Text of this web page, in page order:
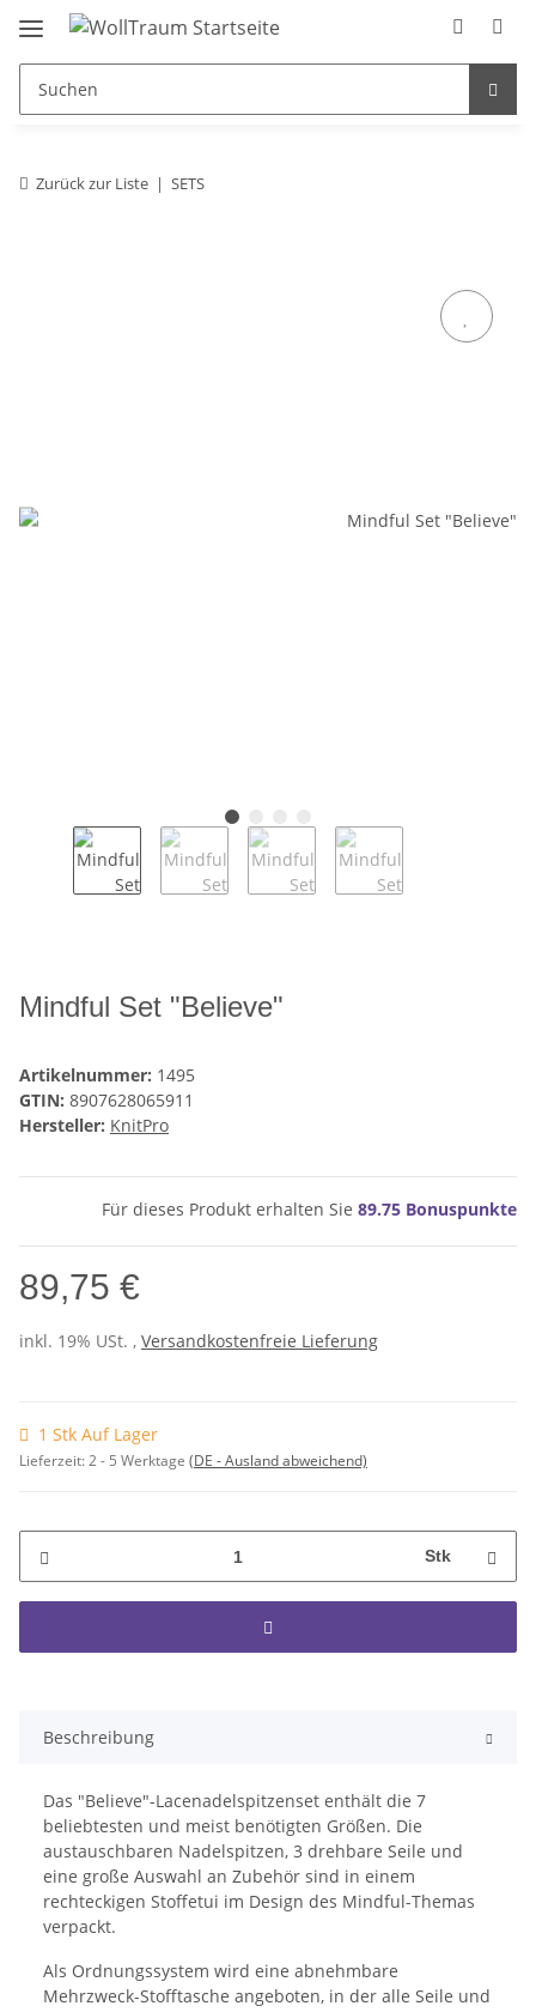
Zurück zur Liste SETS
Mindful Set "Believe"
Artikelnummer: 1495
GTIN: 8907628065911
Hersteller: KnitPro
Für dieses Produkt erhalten Sie 89.75 Bonuspunkte
89,75 €
inkl. 19% USt. , Versandkostenfreie Lieferung
1 Stk Auf Lager
Lieferzeit:2 - 5 Werktage (DE - Ausland abweichend)
Stk
Beschreibung
Das "Believe"-Lacenadelspitzenset enthält die 7
beliebtesten und meist benötigten Größen. Die
austauschbaren Nadelspitzen, 3 drehbare Seile und
eine große Auswahl an Zubehör sind in einem
rechteckigen Stoffetui im Design des Mindful-Themas
verpackt.
Als Ordnungssystem wird eine abnehmbare
Mehrzweck-Stofftasche angeboten, in der alle Seile und